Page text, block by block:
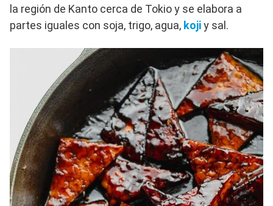
la región de Kanto cerca de Tokio y se elabora a
partes iguales con soja, trigo, agua, kojiy sal.